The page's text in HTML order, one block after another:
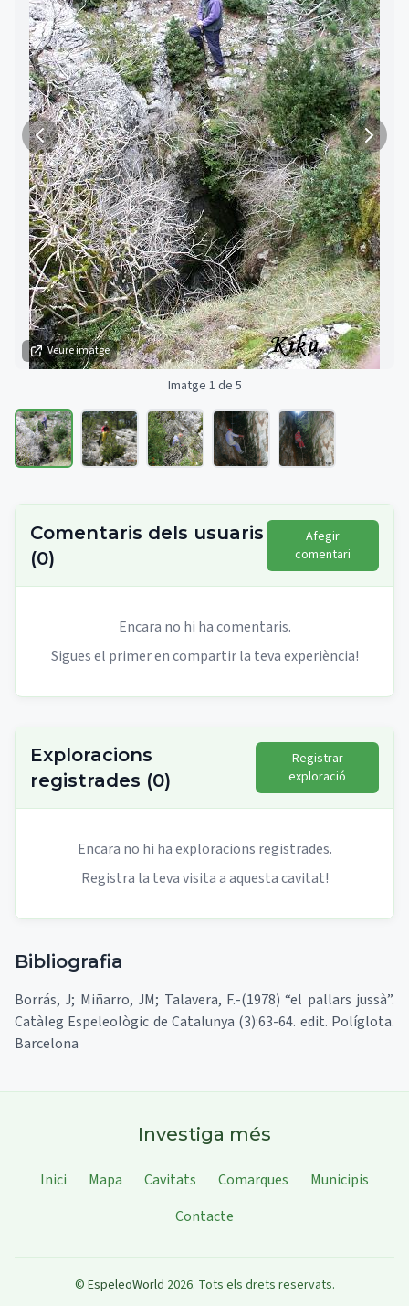
Veure imatge
Imatge 1 de 5
Comentaris dels usuaris
(0)
Afegir
comentari
Encara no hi ha comentaris.
Sigues el primer en compartir la teva experiència!
Exploracions
registrades (0)
Registrar
exploració
Encara no hi ha exploracions registrades.
Registra la teva visita a aquesta cavitat!
Bibliografia
Borrás, J; Miñarro, JM; Talavera, F.-(1978) “el pallars jussà”.
Catàleg Espeleològic de Catalunya (3):63-64. edit. Políglota.
Barcelona
Investiga més
Inici Mapa Cavitats Comarques
Municipis
Contacte
© EspeleoWorld 2026. Tots els drets reservats.